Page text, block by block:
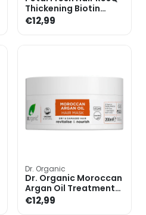
Thickening Biotin
Conditioner - 355ml
€12,99
Dr. Organic
Dr. Organic Moroccan
Argan Oil Treatment
Conditioner - 200ml
€12,99